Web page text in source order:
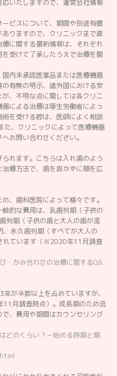
いたしますので、運営会社情報
ビスについて、期間や別途有償
りますので、クリニックまで直
に関する最新情報は、それぞれ
受けて了承したうえで治療を開
内未承認医薬品または医療機器
有無の明示、諸外国における安
、不明な点に関しては各クリニ
による治療は厚生労働省によっ
を受ける際は、医師によく相談
た、クリニックによって医療機器
お問い合わせください。
れます。こちらは入れ歯のよう
療方法で、歯を抜かずに顎を広
、歯科医院によって様々です。
的な費用は、乳歯列期（子供の
列期（子供の歯と大人の歯が混
永久歯列期（すべてが大人の
れています（※2020年11月調査
・かみ合わせの治療に関するQ&
が半数以上を占めていますが、
月調査時点）。成長期のため流
、費用や期間はカウンセリング
どのくらい？－始める時期と期